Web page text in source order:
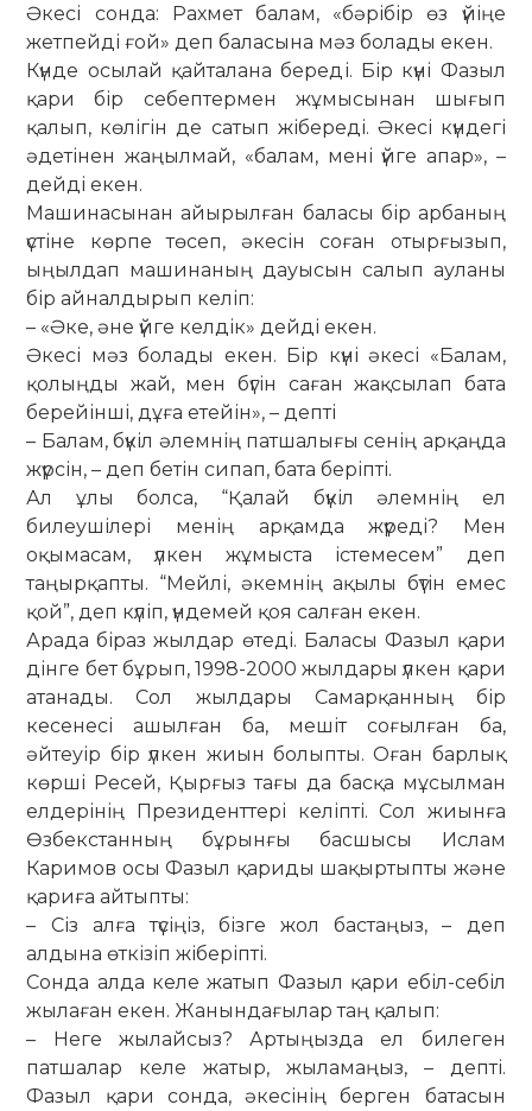
Әкесі сонда: Рахмет балам, «бәрібір өз үйіңе
жетпейді ғой» деп баласына мәз болады екен.
Күнде осылай қайталана береді. Бір күні Фазыл
қари бір себептермен жұмысынан шығып
қалып, көлігін де сатып жібереді. Әкесі күндегі
әдетінен жаңылмай, «балам, мені үйге апар», –
дейді екен.
Машинасынан айырылған баласы бір арбаның
үстіне көрпе төсеп, әкесін соған отырғызып,
ыңылдап машинаның дауысын салып ауланы
бір айналдырып келіп:
– «Әке, әне үйге келдік» дейді екен.
Әкесі мәз болады екен. Бір күні әкесі «Балам,
қолыңды жай, мен бүгін саған жақсылап бата
берейінші, дұға етейін», – депті
– Балам, бүкіл әлемнің патшалығы сенің арқаңда
жүрсін, – деп бетін сипап, бата беріпті.
Ал ұлы болса, “Қалай бүкіл әлемнің ел
билеушілері менің арқамда жүреді? Мен
оқымасам, үлкен жұмыста істемесем” деп
таңырқапты. “Мейлі, әкемнің ақылы бүтін емес
қой”, деп күліп, үндемей қоя салған екен.
Арада біраз жылдар өтеді. Баласы Фазыл қари
дінге бет бұрып, 1998-2000 жылдары үлкен қари
атанады. Сол жылдары Самарқанның бір
кесенесі ашылған ба, мешіт соғылған ба,
әйтеуір бір үлкен жиын болыпты. Оған барлық
көрші Ресей, Қырғыз тағы да басқа мұсылман
елдерінің Президенттері келіпті. Сол жиынға
Өзбекстанның бұрынғы басшысы Ислам
Каримов осы Фазыл қариды шақыртыпты және
қариға айтыпты:
– Сіз алға түсіңіз, бізге жол бастаңыз, – деп
алдына өткізіп жіберіпті.
Сонда алда келе жатып Фазыл қари ебіл-себіл
жылаған екен. Жанындағылар таң қалып:
– Неге жылайсыз? Артыңызда ел билеген
патшалар келе жатыр, жыламаңыз, – депті.
Фазыл қари сонда, әкесінің берген батасын